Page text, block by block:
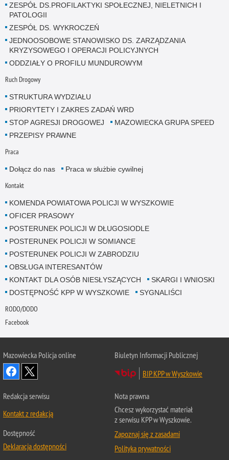
ZESPÓŁ DS.PROFILAKTYKI SPOŁECZNEJ, NIELETNICH I
PATOLOGII
ZESPÓŁ DS. WYKROCZEŃ
JEDNOOSOBOWE STANOWISKO DS. ZARZĄDZANIA
KRYZYSOWEGO I OPERACJI POLICYJNYCH
ODDZIAŁY O PROFILU MUNDUROWYM
Ruch Drogowy
STRUKTURA WYDZIAŁU
PRIORYTETY I ZAKRES ZADAŃ WRD
STOP AGRESJI DROGOWEJ
MAZOWIECKA GRUPA SPEED
PRZEPISY PRAWNE
Praca
Dołącz do nas Praca w służbie cywilnej
Kontakt
KOMENDA POWIATOWA POLICJI W WYSZKOWIE
OFICER PRASOWY
POSTERUNEK POLICJI W DŁUGOSIODLE
POSTERUNEK POLICJI W SOMIANCE
POSTERUNEK POLICJI W ZABRODZIU
OBSŁUGA INTERESANTÓW
KONTAKT DLA OSÓB NIESŁYSZĄCYCH
SKARGI I WNIOSKI
DOSTĘPNOŚĆ KPP W WYSZKOWIE
SYGNALIŚCI
RODO/DODO
Facebook
Mazowiecka Policja online
Biuletyn Informacji Publicznej
BIP KPP w Wyszkowie
Redakcja serwisu
Kontakt z redakcją
Dostępność
Deklaracja dostępności
Nota prawna
Chcesz wykorzystać materiał
z serwisu KPP w Wyszkowie.
Zapoznaj się z zasadami
Polityka prywatności